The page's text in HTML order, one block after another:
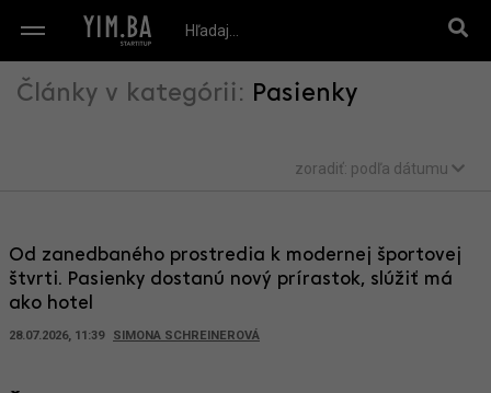
Články v kategórii: Pasienky
zoradiť: podľa dátumu
Od zanedbaného prostredia k modernej športovej
štvrti. Pasienky dostanú nový prírastok, slúžiť má
ako hotel
28.07.2026, 11:39 SIMONA SCHREINEROVÁ